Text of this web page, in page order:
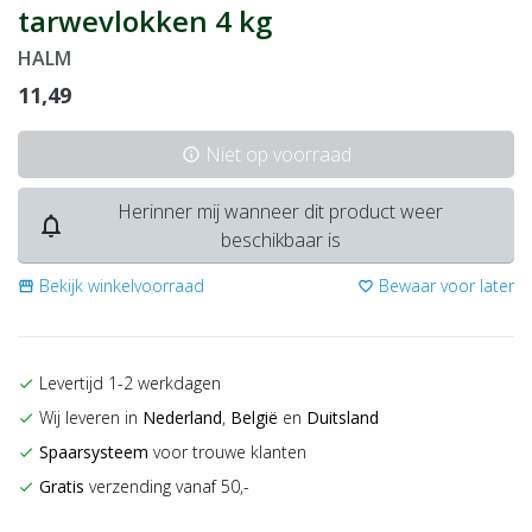
tarwevlokken 4 kg
HALM
11,49
info Niet op voorraad
notifications_none
Herinner mij wanneer dit product weer
beschikbaar is
storefront Bekijk winkelvoorraad favorite_border Bewaar voor later
check Levertijd 1-2 werkdagen
check Wij leveren in Nederland, België en Duitsland
check Spaarsysteem voor trouwe klanten
check Gratis verzending vanaf 50,-